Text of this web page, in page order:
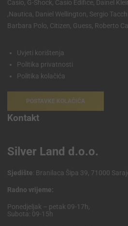
Casio, G-Shock, Casio Edifice, Dainel
,Nautica, Daniel Wellington, Sergio
Barbara Polo, Citizen, Guess, Roberto
Uvjeti korištenja
Politika privatnosti
Politika kolačića
POSTAVKE KOLAČIĆA
Kontakt
Silver Land d.o.o.
Sjedište: Branilaca Šipa 39, 71000
Radno vrijeme:
Ponedjeljak – petak 09-17h,
Subota: 09-15h